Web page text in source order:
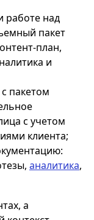
работе над
пакет
план,
и
пакетом
с учетом
клиента;
аналитика,
а